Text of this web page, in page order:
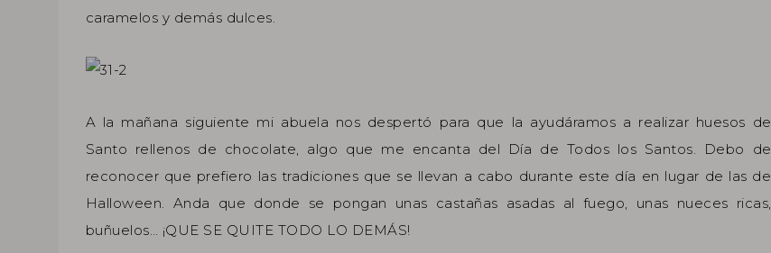
caramelos y demás dulces.
A la mañana siguiente mi abuela nos despertó para que la ayudáramos a realizar huesos de
Santo rellenos de chocolate, algo que me encanta del Día de Todos los Santos. Debo de
reconocer que prefiero las tradiciones que se llevan a cabo durante este día en lugar de las de
Halloween. Anda que donde se pongan unas castañas asadas al fuego, unas nueces ricas,
buñuelos… ¡QUE SE QUITE TODO LO DEMÁS!